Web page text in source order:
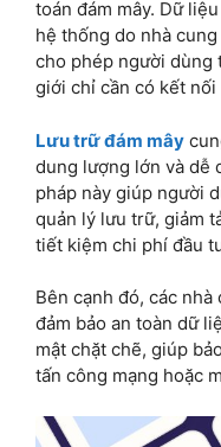
toán đám mây. Dữ
hệ thống do nhà
cho phép người dùng
giới chỉ cần có kết
Lưu trữ đám mây
dung lượng lớn và dễ
pháp này giúp người
quản lý lưu trữ, giảm
tiết kiệm chi phí đầu
Bên cạnh đó, các
đảm bảo an toàn dữ
mật chặt chẽ, giúp
tấn công mạng hoặc